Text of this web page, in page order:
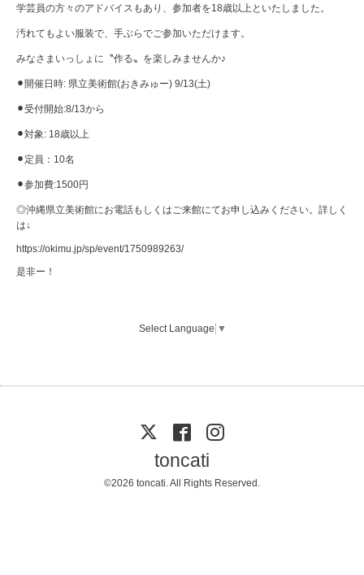
学芸員の方々のアドバイスもあり、参加者を18歳以上といたしました。
汚れてもよい服装で、手ぶらでご参加いただけます。
みなさまいっしょに〝作る〟を楽しみませんか♪
⚫︎開催日時: 県立美術館(おきみゅー) 9/13(土)
⚫︎受付開始:8/13から
⚫︎対象: 18歳以上
⚫︎定員：10名
⚫︎参加費:1500円
◎沖縄県立美術館にお電話もしくはご来館にてお申し込みください。詳しく
は↓
https://okimu.jp/sp/event/1750989263/
是非ー！
Select Language ▼
toncati
©2026 toncati . All Rights Reserved.